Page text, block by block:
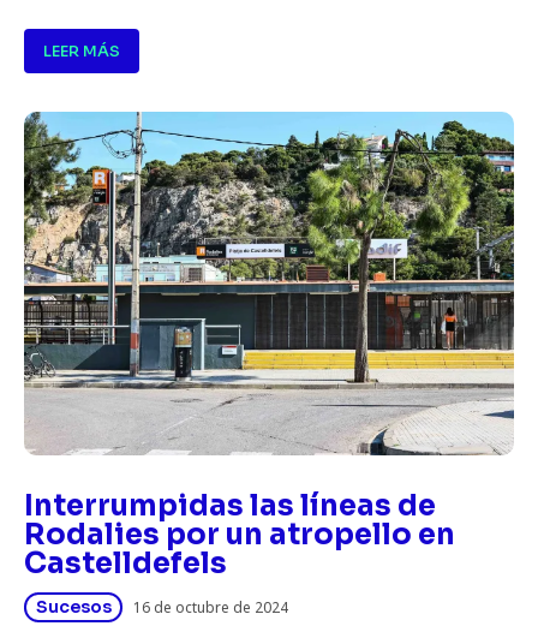
LEER MÁS
Interrumpidas las líneas de
Rodalies por un atropello en
Castelldefels
Sucesos 16 de octubre de 2024